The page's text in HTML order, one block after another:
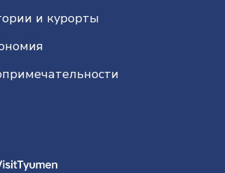
и курорты